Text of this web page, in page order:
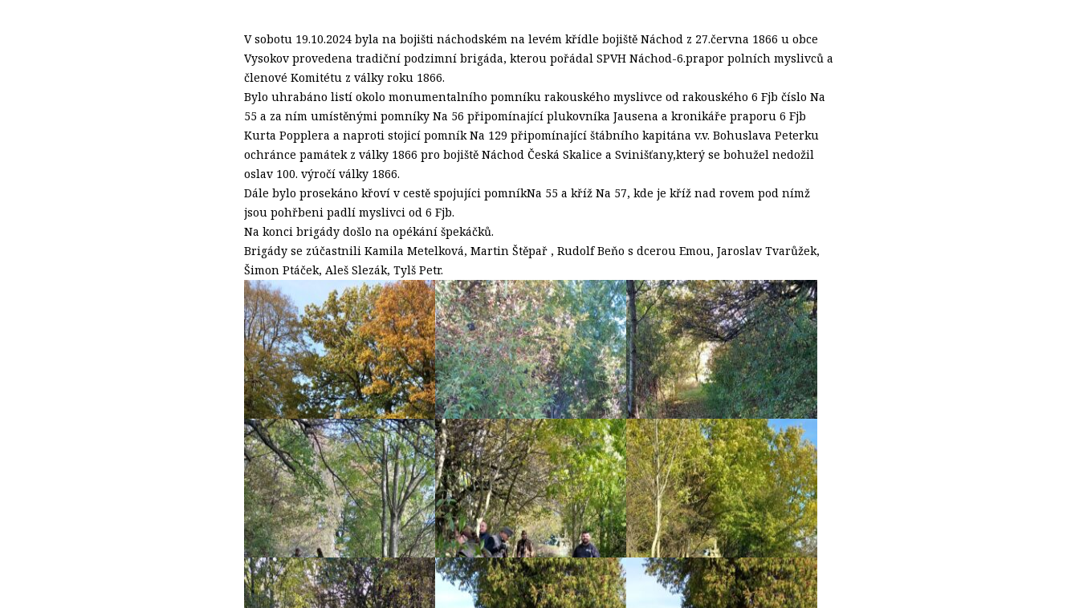
V sobotu 19.10.2024 byla na bojišti náchodském na levém křídle bojiště Náchod z 27.června 1866 u obce
Vysokov provedena tradiční podzimní brigáda, kterou pořádal SPVH Náchod-6.prapor polních myslivců a
členové Komitétu z války roku 1866.
Bylo uhrabáno listí okolo monumentalního pomníku rakouského myslivce od rakouského 6 Fjb číslo Na
55 a za ním umístěnými pomníky Na 56 připomínající plukovníka Jausena a kronikáře praporu 6 Fjb
Kurta Popplera a naproti stojicí pomník Na 129 připomínající štábního kapitána v.v. Bohuslava Peterku
ochránce památek z války 1866 pro bojiště Náchod Česká Skalice a Svinišťany,který se bohužel nedožil
oslav 100. výročí války 1866.
Dále bylo prosekáno křoví v cestě spojujíci pomníkNa 55 a kříž Na 57, kde je kříž nad rovem pod nímž
jsou pohřbeni padlí myslivci od 6 Fjb.
Na konci brigády došlo na opékání špekáčků.
Brigády se zúčastnili Kamila Metelková, Martin Štěpař , Rudolf Beňo s dcerou Emou, Jaroslav Tvarůžek,
Šimon Ptáček, Aleš Slezák, Tylš Petr.